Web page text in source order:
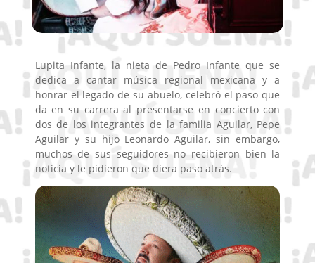
Lupita Infante, la nieta de Pedro Infante que se
dedica a cantar música regional mexicana y a
honrar el legado de su abuelo, celebró el paso que
da en su carrera al presentarse en concierto con
dos de los integrantes de la familia Aguilar, Pepe
Aguilar y su hijo Leonardo Aguilar, sin embargo,
muchos de sus seguidores no recibieron bien la
noticia y le pidieron que diera paso atrás.